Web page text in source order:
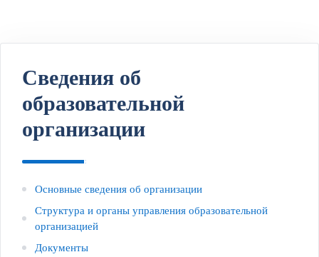
Сведения об
образовательной
организации
Основные сведения об организации
Структура и органы управления образовательной
организацией
Документы